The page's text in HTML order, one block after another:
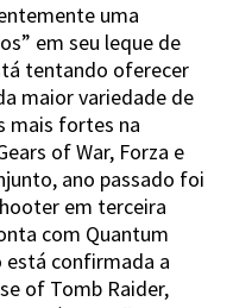
uma
em seu leque de
tentando oferecer
maior variedade de
mais fortes na
of War, Forza e
ano passado foi
em terceira
com Quantum
está confirmada a
of Tomb Raider,